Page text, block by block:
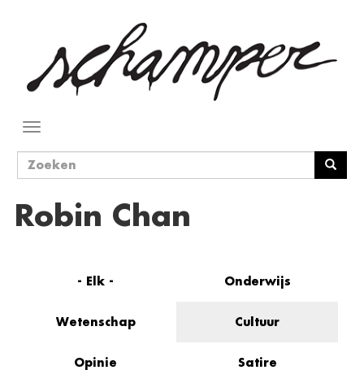
inhoud
Navigatie
Zoekveld
Robin Chan
- Elk - Onderwijs
Wetenschap Cultuur
Opinie Satire